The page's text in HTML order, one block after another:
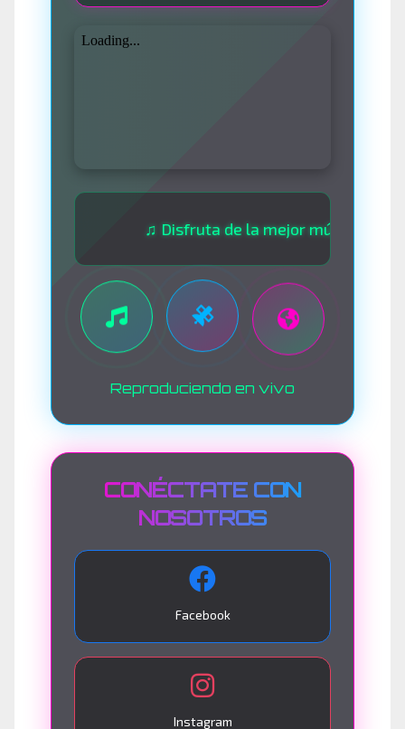
♫ Disfruta de la mejor música las 24
Reproduciendo en vivo
CONÉCTATE CON
NOSOTROS
Facebook
Instagram